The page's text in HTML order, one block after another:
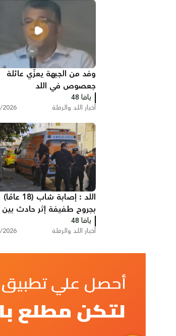
وفد من الجبهة يعزّي عائلة
جعصوص في اللد
يافا 48
أخبار اللد والرملة
اللد : إصابة شاب (18 عامًا)
بجروح طفيفة إثر حادث بين
مركبة وشاحنة سحب
يافا 48
أخبار اللد والرملة